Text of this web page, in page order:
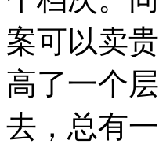
案可以卖
高了一个
去，总有